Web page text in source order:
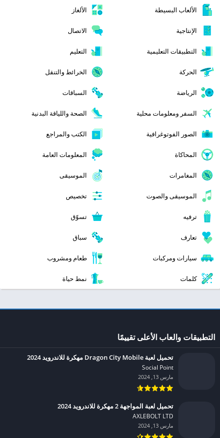
الألعاب البسيطة الألغاز
الإنتاجية الاتصال
التطبيقات التعليمية التعليم
الحركة الخرائط والتنقل
الرياضة السباقات
السفر ومعلومات محلية الصحة واللياقة البدنية
الصور الفوتوغرافية الكتب والمراجع
المحاكاة المعلومات العامة
المغامرات الموسيقى
الموسيقى والصوت تخصيص
ترفيه تسوّق
تعارف سباق
سيارات ومركبات طعام ومشروب
كلمات نمط حياة
التطبيقات والعاب الأعلى تقييمًا
تحميل لعبة Dragon City Mobile مهكرة للاندرويد 2024
Social Point‏
مارس 13, 2024
تحميل لعبة المواجهة 2 مهكرة للاندرويد 2024
AXLEBOLT LTD‏
مارس 13, 2024